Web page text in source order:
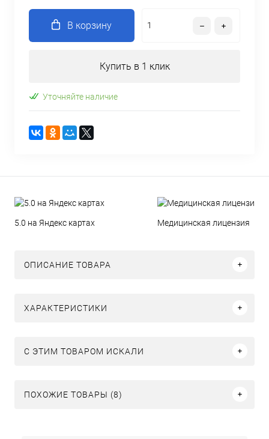
В корзину
Купить в 1 клик
Уточняйте наличие
5.0 на Яндекс картах Медицинская лицензия
ОПИСАНИЕ ТОВАРА
ХАРАКТЕРИСТИКИ
C ЭТИМ ТОВАРОМ ИСКАЛИ
ПОХОЖИЕ ТОВАРЫ (8)